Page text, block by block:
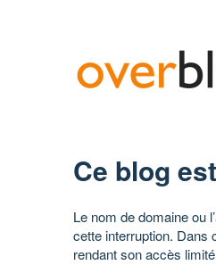
Ce blog
Le nom de domaine ou
cette interruption. Dans
rendant son accès